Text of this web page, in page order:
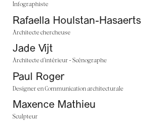
Infographiste
Rafaella Houlstan-Hasaerts
Architecte chercheuse
Jade Vijt
Architecte d’intérieur - Scénographe
Paul Roger
Designer en Communication architecturale
Maxence Mathieu
Sculpteur